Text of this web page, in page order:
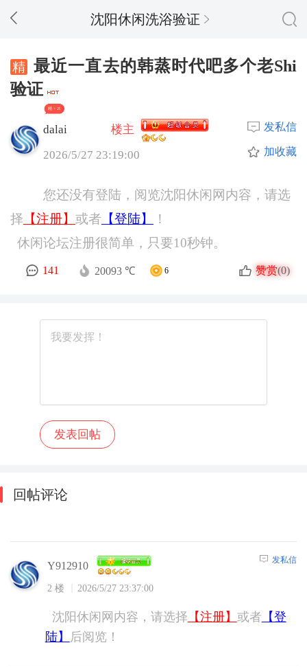
沈阳休闲洗浴验证
最近一直去的韩蒸时代吧多个老Shi
验证
精 + 29
dalai
楼主
2026/5/27 23:19:00
发私信
加收藏
您还没有登陆，阅览沈阳休闲网内容，请选
择 【注册】 或者 【登陆】
！
休闲论坛注册很简单，只要10秒钟。
141 20093 ℃ 6 赞赏(0)
回帖评论
Y912910
2 楼 2026/5/27 23:37:00
发私信
沈阳休闲网内容，请选择 【注册】 或者 【登
陆】
后阅览！